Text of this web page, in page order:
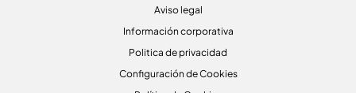
Aviso legal
Información corporativa
Politica de privacidad
Configuración de Cookies